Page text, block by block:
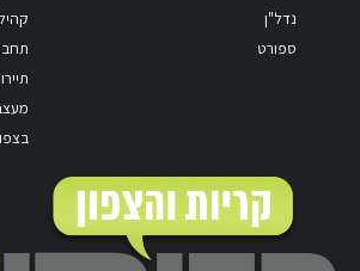
נדל"ן
ספורט